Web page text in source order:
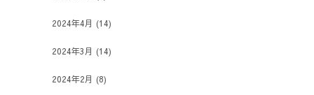
2024年4月 (14)
2024年3月 (14)
2024年2月 (8)